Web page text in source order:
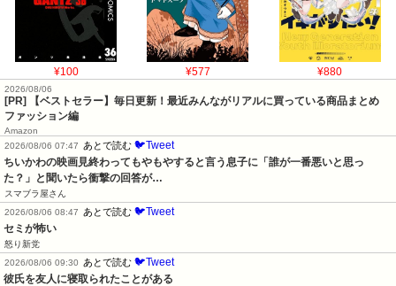
¥100 ¥577 ¥880
2026/08/06
[PR] 【ベストセラー】毎日更新！最近みんながリアルに買っている商品まとめ
ファッション編
Amazon
2026/08/06 07:47
あとで読む 🐦Tweet
ちいかわの映画見終わってもやもやすると言う息子に「誰が一番悪いと思っ
た？」と聞いたら衝撃の回答が…
スマブラ屋さん
2026/08/06 08:47
あとで読む 🐦Tweet
セミが怖い
怒り新党
2026/08/06 09:30
あとで読む 🐦Tweet
彼氏を友人に寝取られたことがある